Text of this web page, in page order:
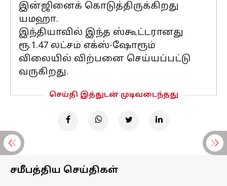
இன்ஜினைக் கொடுத்திருக்கிறது
யமஹா.
இந்தியாவில் இந்த ஸ்கூட்டரானது
ரூ.1.47 லட்சம் எக்ஸ்-ஷோரூம்
விலையில் விற்பனை செய்யப்பட்டு
வருகிறது.
செய்தி இத்துடன் முடிவடைந்தது
சமீபத்திய செய்திகள்